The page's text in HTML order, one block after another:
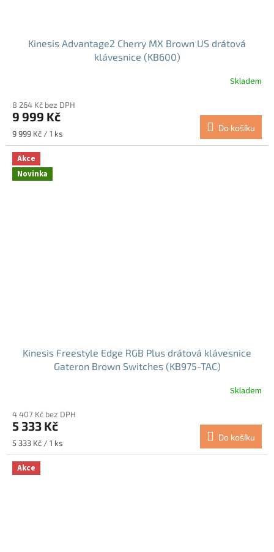
Kinesis Advantage2 Cherry MX Brown US drátová
klávesnice (KB600)
produktu
je
5,0
z
5
hvězdiček.
Skladem
8 264 Kč bez DPH
9 999 Kč
Měrná
cena:
9 999 Kč / 1 ks
Do košíku
Akce
Novinka
Kinesis Freestyle Edge RGB Plus drátová klávesnice
Gateron Brown Switches (KB975-TAC)
produktu
je
5,0
z
5
hvězdiček.
Skladem
4 407 Kč bez DPH
5 333 Kč
Měrná
cena:
5 333 Kč / 1 ks
Do košíku
Akce